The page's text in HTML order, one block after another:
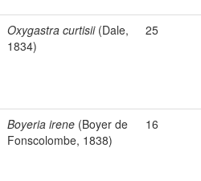
Oxygastra curtisii(Dale,
1834)
25
Boyeria irene (Boyer de
Fonscolombe, 1838)
16